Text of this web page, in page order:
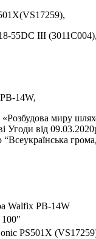
55DC III
14W,
миру
Угоди від
Walfix PB-14W
PS501X